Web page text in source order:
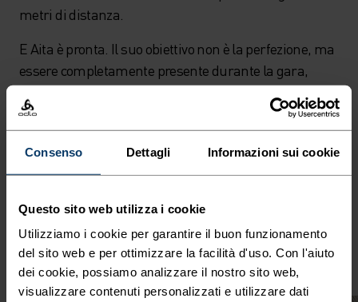
Consenso Dettagli Informazioni sui cookie
Questo sito web utilizza i cookie
Utilizziamo i cookie per garantire il buon funzionamento
del sito web e per ottimizzare la facilità d'uso. Con l'aiuto
dei cookie, possiamo analizzare il nostro sito web,
visualizzare contenuti personalizzati e utilizzare dati
metri di distanza.
E Aita è pronta. Il suo obiettivo non è la perfezione, ma
essere completamente presente durante la gara,
sapendo che quando taglierà il traguardo avrà dato
tutto. Nelle sue parole: “Non importa cosa succederà
ai Giochi, il tempo continuerà a scorrere. E io voglio
solo godermi ogni istante.”
millisecondi a decidere l’esito di una gara che può cambiare
la tua carriera, la tua vita…”– Aita Gasparin